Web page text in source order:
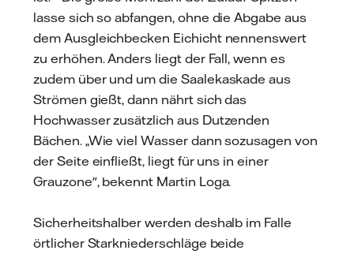
lasse sich so abfangen, ohne die Abgabe aus
dem Ausgleichbecken Eichicht nennenswert
zu erhöhen. Anders liegt der Fall, wenn es
zudem über und um die Saalekaskade aus
Strömen gießt, dann nährt sich das
Hochwasser zusätzlich aus Dutzenden
Bächen. „Wie viel Wasser dann sozusagen von
der Seite einfließt, liegt für uns in einer
Grauzone", bekennt Martin Loga.
Sicherheitshalber werden deshalb im Falle
örtlicher Starkniederschläge beide